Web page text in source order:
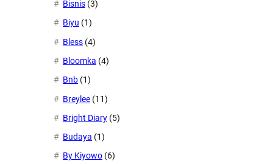
Bisnis (3)
Biyu (1)
Bless (4)
Bloomka (4)
Bnb (1)
Breylee (11)
Bright Diary (5)
Budaya (1)
By Kiyowo (6)